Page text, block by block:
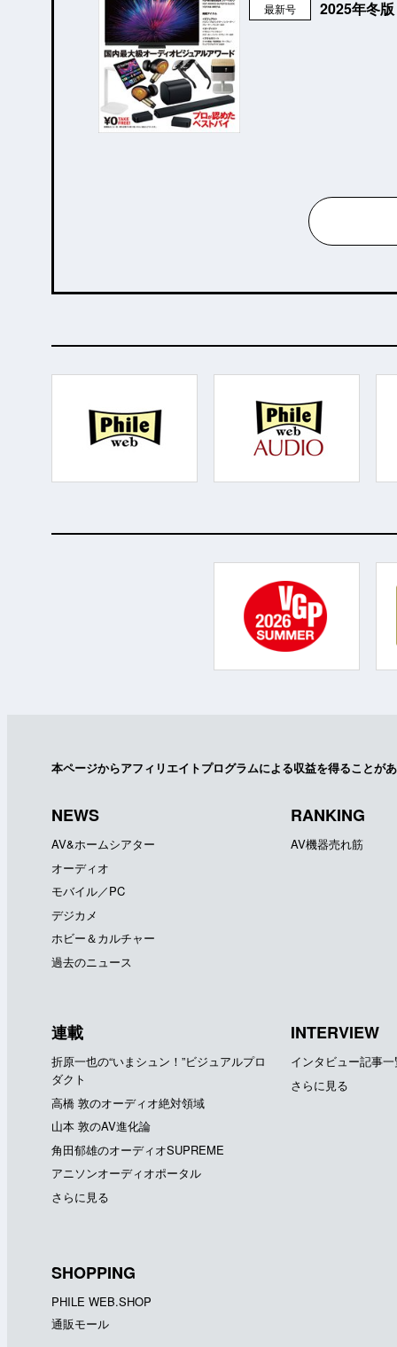
最新号 2025年冬
本ページからアフィリエイトプログラムによる収益を得ることが
NEWS
AV&ホームシアター
オーディオ
モバイル／PC
デジカメ
ホビー＆カルチャー
過去のニュース
RANKING
AV機器売れ筋
連載
折原一也の“いまシュン！”ビジュアルプロ
ダクト
高橋 敦のオーディオ絶対領域
山本 敦のAV進化論
角田郁雄のオーディオSUPREME
アニソンオーディオポータル
さらに見る
INTERVIEW
インタビュー記事
さらに見る
SHOPPING
PHILE WEB.SHOP
通販モール